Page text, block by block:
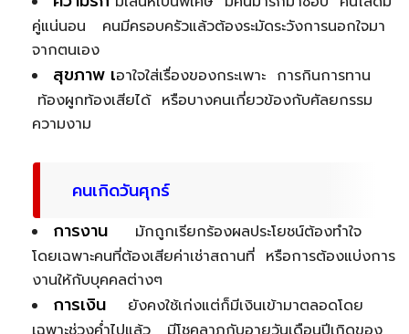
คู่แน่นอน คนมีครอบครัวแล้วต้องระมัดระวังการนอกใจมา
จากตนเอง
สุขภาพ เอาใจใส่เรื่องของกระเพาะ การกินการทาน
ท้องผูกท้องเสียได้ หรือบางคนเกี่ยวข้องกับศัลยกรรม
ความงาม
คนเกิดวันศุกร์
การงาน
มักถูกเรียกร้องผลประโยชน์ต้องทำใจ
โดยเฉพาะคนที่ต้องเสียค่าเช่าสถานที่ หรือการต้องแบ่งการ
งานให้กับบุคคลต่างๆ
การเงิน
ยังคงใช้เก่งแต่ก็มีเงินเข้ามาตลอดโดย